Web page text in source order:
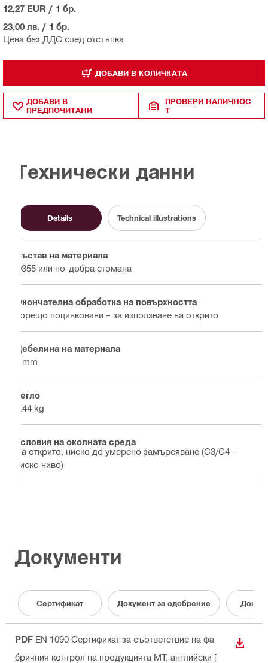
Цена без ДДС след отстъпка
12,27 EUR / 1 бр.
23,00 лв. / 1 бр.
ДОБАВИ В КОЛИЧКАТА
ДОБАВИ В
ПРЕДПОЧИТАНИ
ПРОВЕРИ НАЛИЧНОС
Т
Технически данни
Details Technical illustrations
Състав на материала
Q355 или по-добра стомана
Окончателна обработка на повърхността
Горещо поцинковани – за използване на открито
Дебелина на материала
6 mm
Тегло
0.44 kg
Условия на околната среда
На открито, ниско до умерено замърсяване (C3/С4 –
ниско ниво)
Документи
Cертификат Документ за одобрение
PDF EN 1090 Сертификат за съответствие на фа
бричния контрол на продукцията MT, английски [